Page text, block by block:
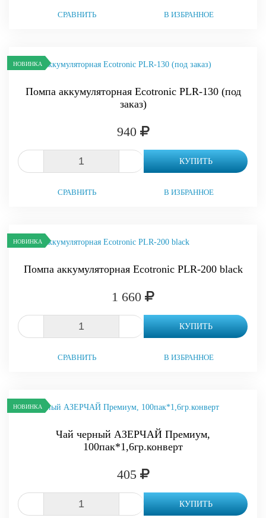
СРАВНИТЬ В ИЗБРАННОЕ
НОВИНКА
Помпа аккумуляторная Ecotronic PLR-130 (под
заказ)
940
КУПИТЬ
СРАВНИТЬ В ИЗБРАННОЕ
НОВИНКА
Помпа аккумуляторная Ecotronic PLR-200 black
1 660
КУПИТЬ
СРАВНИТЬ В ИЗБРАННОЕ
НОВИНКА
Чай черный АЗЕРЧАЙ Премиум,
100пак*1,6гр.конверт
405
КУПИТЬ